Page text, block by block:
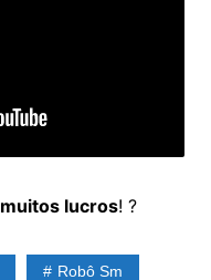
muitos lucros! ?
Robô Sm